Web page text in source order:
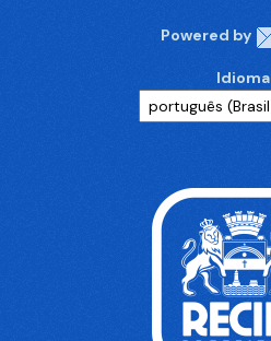
Powered by
Idioma